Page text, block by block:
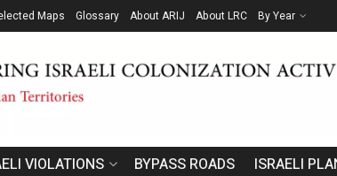
Maps Glossary About ARIJ About LRC By Year
VIOLATIONS BYPASS ROADS ISRAELI